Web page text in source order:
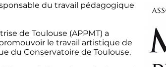
du travail pédagogique
de Toulouse (APPMT) a
le travail artistique de
du Conservatoire de Toulouse.